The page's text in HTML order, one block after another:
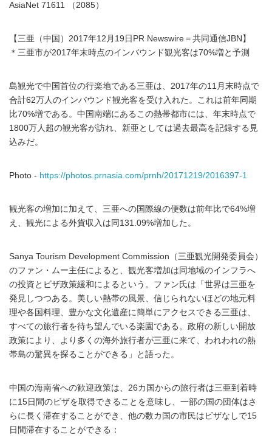
AsiaNet 71611 （2085）
【三亜（中国）2017年12月19日PR Newswire＝共同通信JBN】
＊三亜市が2017年末時点のインバウンド観光客は70%増と予測
島観光で中国首位の行楽地である三亜は、2017年の11月末時点で
合計62万人のインバウンド観光客を受け入れた。これは前年同期
比70%増である。中国南端にあるこの熱帯都市には、年末時点で
1800万人超の観光客が訪れ、新亜としては過去最高を記録する見
込みだ。
Photo - https://photos.prnasia.com/prnh/20171219/2016397-1
観光客の増加に加えて、三亜への国際線の便数は前年比で64%増
え、観光による外貨収入は同131.09%増加した。
Sanya Tourism Development Commission（三亜観光開発委員会）
のファン・ムー主任によると、観光客増加は同地域のインフラへ
の投資とビザ政策緩和によるという。ファン氏は「世界は三亜を
発見しつつある。美しい熱帯の風景、信じられないほどの地元料
理や各国料理、豊かな文化遺産に簡単にアクセスできる三亜は、
すべての旅行者を待ち望んでいる楽園である。政府の新しい開放
政策により、より多くの海外旅行者が三亜に来て、われわれの熱
帯島の驚異を探ることができる」と語った。
中国の海南省への歓迎政策は、26カ国からの旅行者は三亜到着時
に15日間のビザを取得できることを意味し、一部の国の団体はさ
らに長く滞在することができ、他の数カ国の市民はビザなしで15
日間滞在することができる：